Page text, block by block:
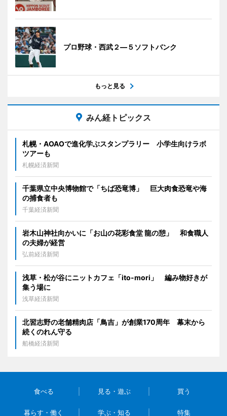
プロ野球・西武２―５ソフトバンク
もっと見る
みん経トピックス
札幌・AOAOで進化学ぶスタンプラリー 小学生向けラボ
ツアーも
札幌経済新聞
千葉県立中央博物館で「ちば恐竜博」 巨大肉食恐竜や海
の捕食者も
千葉経済新聞
岩木山神社向かいに「お山の花彩食堂 龍の憩」 和食職人
の夫婦が経営
弘前経済新聞
浅草・松が谷にニットカフェ「ito-mori」 編み物好きが
集う場に
浅草経済新聞
北習志野の老舗精肉店「鳥吉」が創業170周年 幕末から
続くのれん守る
船橋経済新聞
食べる 見る・遊ぶ 買う
暮らす・働く 学ぶ・知る 特集